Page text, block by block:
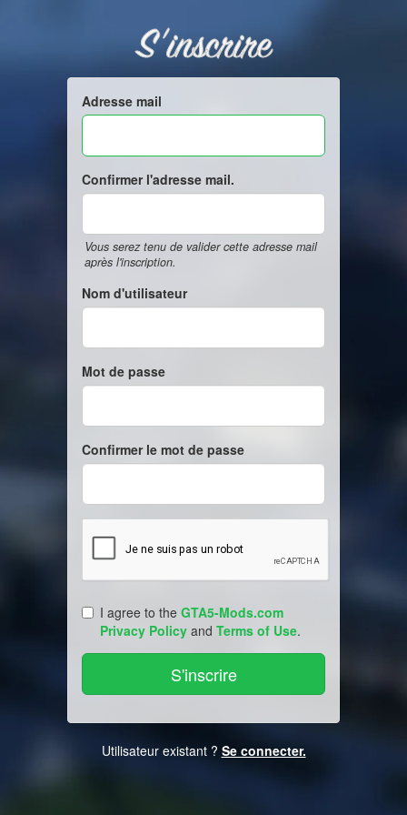
S'inscrire
Adresse mail
Confirmer l'adresse mail.
Vous serez tenu de valider cette adresse mail
après l'inscription.
Nom d'utilisateur
Mot de passe
Confirmer le mot de passe
I agree to the GTA5-Mods.com
Privacy Policy and Terms of Use.
Utilisateur existant ? Se connecter.